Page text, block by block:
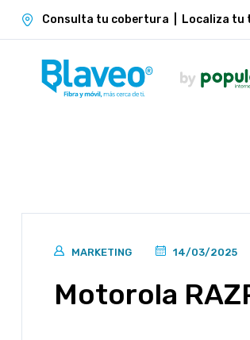
Consulta tu cobertura Localiza tu
MARKETING 14/03/2025
Motorola